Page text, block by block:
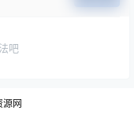
吧
源网